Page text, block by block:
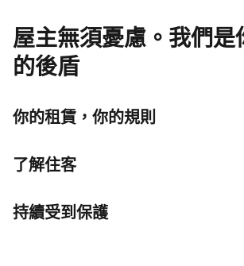
屋主無須憂慮。我們是
的後盾
你的租賃，你的規則
了解住客
持續受到保護